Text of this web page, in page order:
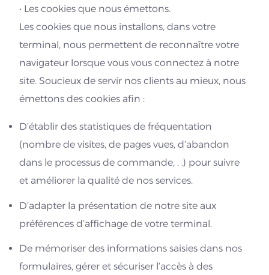
• Les cookies que nous émettons.
Les cookies que nous installons, dans votre
terminal, nous permettent de reconnaître votre
navigateur lorsque vous vous connectez à notre
site. Soucieux de servir nos clients au mieux, nous
émettons des cookies afin :
D’établir des statistiques de fréquentation
(nombre de visites, de pages vues, d’abandon
dans le processus de commande, . .) pour suivre
et améliorer la qualité de nos services.
D’adapter la présentation de notre site aux
préférences d’affichage de votre terminal.
De mémoriser des informations saisies dans nos
formulaires, gérer et sécuriser l’accès à des